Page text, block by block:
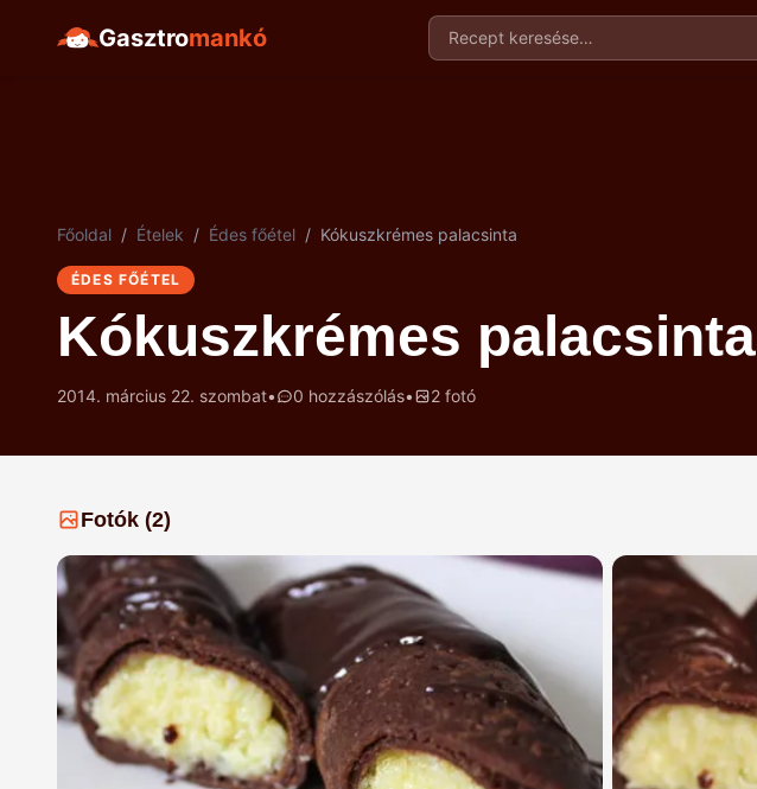
Gasztromankó Recept keresése
Főoldal / Ételek / Édes főétel / Kókuszkrémes palacsinta
ÉDES FŐÉTEL
Kókuszkrémes palacsinta
2014. március 22. szombat• 0 hozzászólás• 2 fotó
Fotók (2)